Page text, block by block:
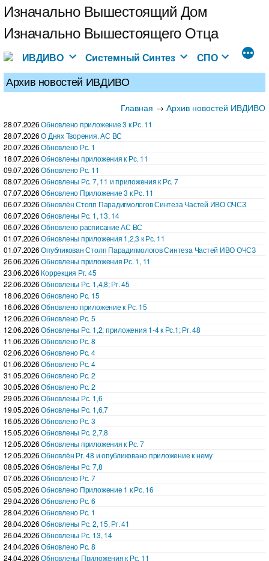
Перейти
к
содержимому
Изначально Вышестоящий Дом
Изначально Вышестоящего Отца
ИВДИВО Системный Синтез СПО
Архив новостей ИВДИВО
Главная → Архив новостей ИВДИВО
28.07.2026Обновлено приложение 3 к Рс. 11
28.07.2026О Днях Творения. АС ВС
20.07.2026Обновлено Рс. 1
18.07.2026Обновлены приложения к Рс. 11
09.07.2026Обновлено Рс. 11
08.07.2026Обновлены Рс. 7, 11 и приложения к Рс. 7
07.07.2026Обновлено Приложение 3 к Рс. 11
06.07.2026Обновлён Столп Парадигмологов Синтеза Частей ИВО ОЧСЗ
06.07.2026Обновлены Рс. 1, 13, 14
06.07.2026Обновлено расписание АС ВС
01.07.2026Обновлены приложения 1,2,3 к Рс. 11
01.07.2026Опубликован Столп Парадигмологов Синтеза Частей ИВО ОЧСЗ
26.06.2026Обновлены приложения Рс. 1, 11
23.06.2026 Коррекция Рг. 45
22.06.2026Обновлены Рс. 1,4,8; Рг. 45
18.06.2026Обновлено Рс. 15
16.06.2026Обновлено приложение к Рс. 15
12.06.2026Обновлено Рс. 5
12.06.2026Обновлены Рс. 1,2; приложения 1-4 к Рс.1; Рг. 48
11.06.2026Обновлено Рс. 8
02.06.2026Обновлено Рс. 4
01.06.2026Обновлено Рс. 4
31.05.2026Обновлено Рс. 2
30.05.2026Обновлено Рс. 2
29.05.2026Обновлены Рс. 1,6
19.05.2026Обновлены Рс. 1,6,7
16.05.2026Обновлено Рс. 3
15.05.2026Обновлены Рс. 2,7,8
12.05.2026Обновлены приложения к Рс. 7
12.05.2026Обновлён Рг. 48 и опубликовано приложение к нему
08.05.2026Обновлены Рс. 7,8
07.05.2026Обновлено Рс. 7
05.05.2026Обновлено Приложение 1 к Рс. 16
29.04.2026Обновлено Рс. 6
28.04.2026Обновлено Рс. 1
28.04.2026Обновлены Рс. 2, 15, Рг. 41
26.04.2026Обновлены Рс. 13, 14
24.04.2026Обновлено Рс. 8
24.04.2026Обновлены Приложения к Рс. 11